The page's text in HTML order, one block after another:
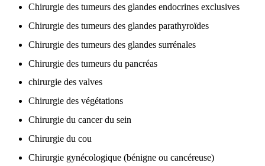
Chirurgie des tumeurs des glandes endocrines exclusives
Chirurgie des tumeurs des glandes parathyroïdes
Chirurgie des tumeurs des glandes surrénales
Chirurgie des tumeurs du pancréas
chirurgie des valves
Chirurgie des végétations
Chirurgie du cancer du sein
Chirurgie du cou
Chirurgie gynécologique (bénigne ou cancéreuse)